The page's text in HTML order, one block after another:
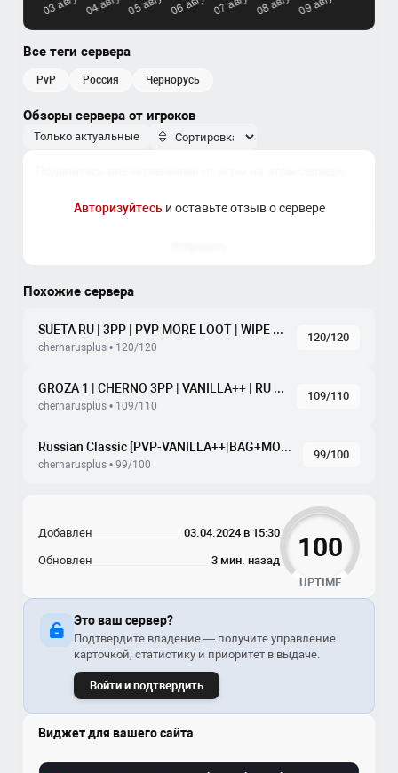
Все теги сервера
PvP россия чернорусь
Обзоры сервера от игроков
Только актуальные
Авторизуйтесьи оставьте отзыв о сервере
Похожие сервера
SUETA RU | 3PP | PVP MORE LOOT | WIPE 18.07
chernarusplus • 120/120
120/120
GROZA 1 | CHERNO 3PP | VANILLA++ | RU | PVP | WIPE 20.06
chernarusplus • 109/110
109/110
Russian Classic [PVP-VANILLA++|BAG+MORE-LOOT] [Dr. MAX]
chernarusplus • 99/100
99/100
Добавлен 03.04.2024 в 15:30
Обновлен 3 мин. назад 100
UPTIME
Это ваш сервер?
Подтвердите владение — получите управление
карточкой, статистику и приоритет в выдаче.
Войти и подтвердить
Виджет для вашего сайта